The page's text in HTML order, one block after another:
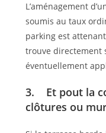
L’aménagement
soumis au taux
parking est
trouve directement
éventuellement
3. Et pout la
clôtures ou